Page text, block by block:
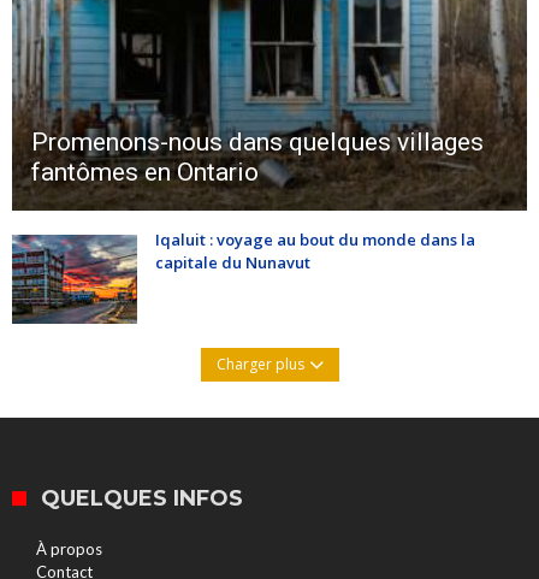
Promenons-nous dans quelques villages
fantômes en Ontario
Iqaluit : voyage au bout du monde dans la
capitale du Nunavut
Charger plus
QUELQUES INFOS
À propos
Contact